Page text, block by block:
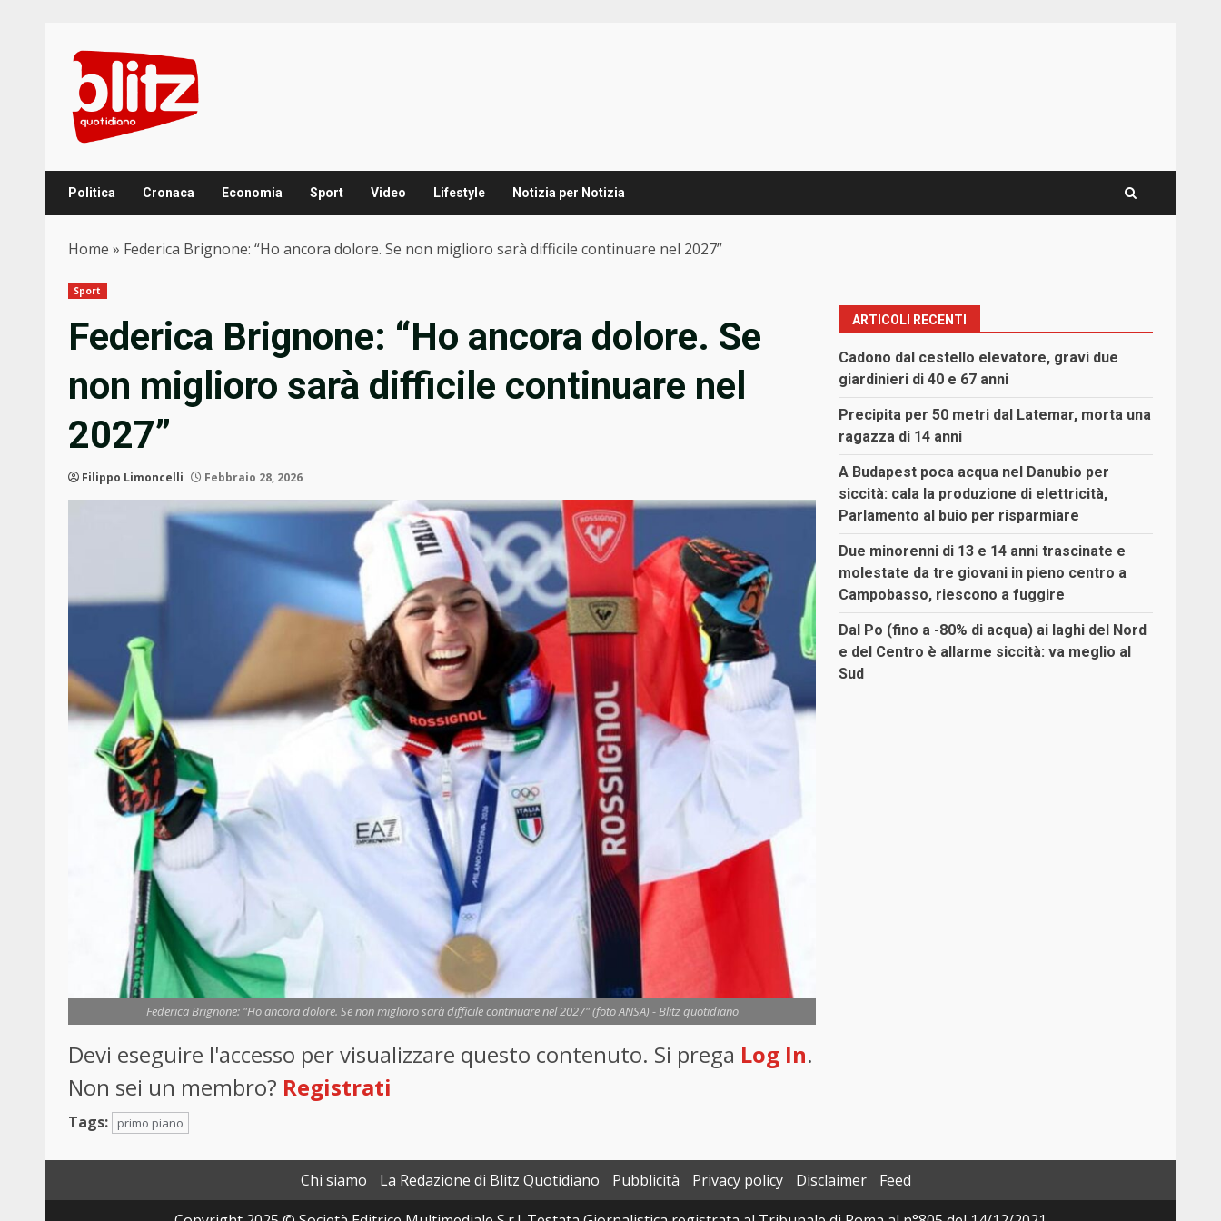
content
Politica Cronaca Economia Sport Video Lifestyle Notizia per Notizia
Home » Federica Brignone: “Ho ancora dolore. Se non miglioro sarà difficile continuare nel 2027”
Sport
Federica Brignone: “Ho ancora dolore. Se
non miglioro sarà difficile continuare nel
2027”
Filippo Limoncelli Febbraio 28, 2026
Federica Brignone: "Ho ancora dolore. Se non miglioro sarà difficile continuare nel 2027" (foto ANSA) - Blitz quotidiano
Devi eseguire l'accesso per visualizzare questo contenuto. Si prega Log In.
Non sei un membro? Registrati
Tags: primo piano
ARTICOLI RECENTI
Cadono dal cestello elevatore, gravi due
giardinieri di 40 e 67 anni
Precipita per 50 metri dal Latemar, morta una
ragazza di 14 anni
A Budapest poca acqua nel Danubio per
siccità: cala la produzione di elettricità,
Parlamento al buio per risparmiare
Due minorenni di 13 e 14 anni trascinate e
molestate da tre giovani in pieno centro a
Campobasso, riescono a fuggire
Dal Po (fino a -80% di acqua) ai laghi del Nord
e del Centro è allarme siccità: va meglio al
Sud
Chi siamo La Redazione di Blitz Quotidiano Pubblicità Privacy policy Disclaimer
Feed